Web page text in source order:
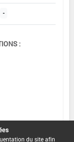
-
:
du site afin